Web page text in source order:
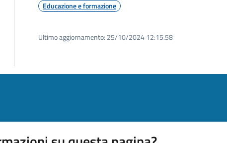
Educazione e formazione
Ultimo aggiornamento: 25/10/2024 12:15.58